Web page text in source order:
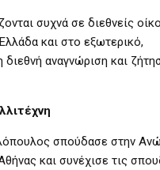
συχνά σε διεθνείς
και στο εξωτερικό,
αναγνώριση και
σπούδασε στην
και συνέχισε τις